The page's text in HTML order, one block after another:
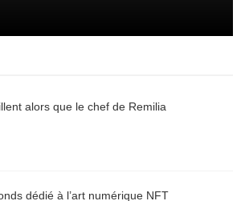
alors que le chef de Remilia
dédié à l’art numérique NFT